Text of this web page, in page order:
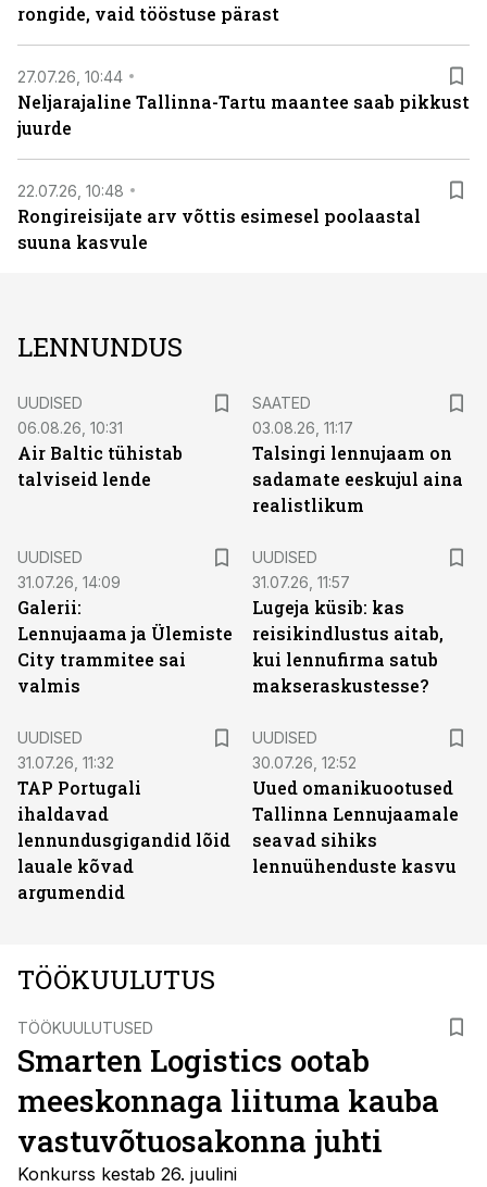
rongide, vaid tööstuse pärast
27.07.26, 10:44
Neljarajaline Tallinna-Tartu maantee saab pikkust
juurde
22.07.26, 10:48
Rongireisijate arv võttis esimesel poolaastal
suuna kasvule
LENNUNDUS
UUDISED
06.08.26, 10:31
Air Baltic tühistab
talviseid lende
SAATED
03.08.26, 11:17
Talsingi lennujaam on
sadamate eeskujul aina
realistlikum
UUDISED
31.07.26, 14:09
Galerii:
Lennujaama ja Ülemiste
City trammitee sai
valmis
UUDISED
31.07.26, 11:57
Lugeja küsib: kas
reisikindlustus aitab,
kui lennufirma satub
makseraskustesse?
UUDISED
31.07.26, 11:32
TAP Portugali
ihaldavad
lennundusgigandid lõid
lauale kõvad
argumendid
UUDISED
30.07.26, 12:52
Uued omanikuootused
Tallinna Lennujaamale
seavad sihiks
lennuühenduste kasvu
TÖÖKUULUTUS
ST
TÖÖKUULUTUSED
Smarten Logistics ootab
meeskonnaga liituma kauba
vastuvõtuosakonna juhti
Konkurss kestab 26. juulini